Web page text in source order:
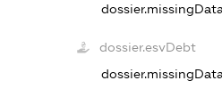
dossier.missingData
dossier.esvDebt
dossier.missingData